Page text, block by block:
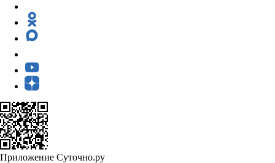
Приложение Суточно.ру